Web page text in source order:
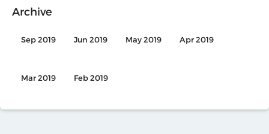
Archive
Sep 2019 Jun 2019 May 2019 Apr 2019
Mar 2019 Feb 2019